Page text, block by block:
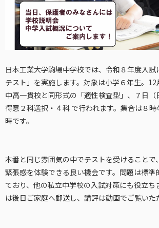
日本工業大学駒場中学校では、令和８年度入
テスト」を実施します。対象は小学６年生。
中高一貫校と同形式の「適性検査型」、７日
得意２科選択・４科 で行われます。集合は８
時です。
本番と同じ雰囲気の中でテストを受けることで
緊張感を体験できる良い機会です。問題は標準
ており、他の私立中学校の入試対策にも役立ち
は後日ご家庭へ郵送し、講評は動画でご覧いた